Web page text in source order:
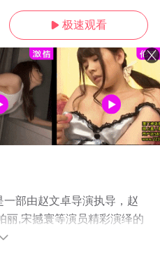
 极速观看
部由赵文卓导演执导，赵
丽,宋撼寰等演员精彩演绎的
删减完整版电影大全就上